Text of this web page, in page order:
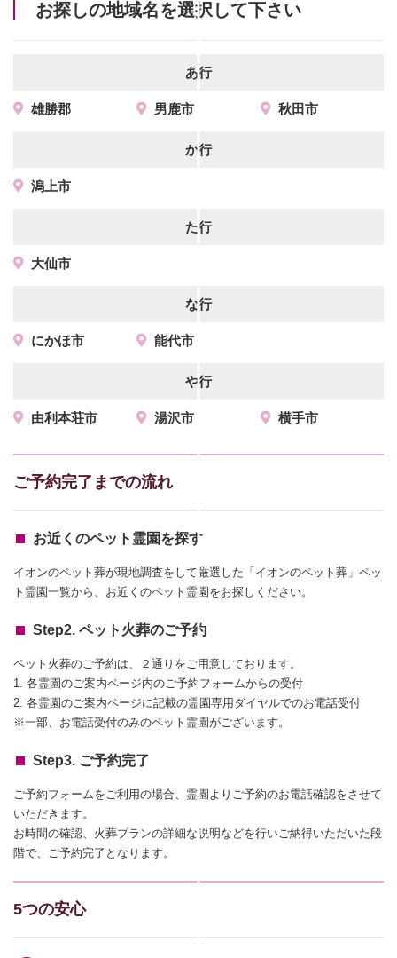
お探しの地域名を選択して下さい
あ行
雄勝郡 男鹿市 秋田市
か行
潟上市
た行
大仙市
な行
にかほ市 能代市
や行
由利本荘市 湯沢市 横手市
ご予約完了までの流れ
お近くのペット霊園を探す
イオンのペット葬が現地調査をして厳選した「イオンのペット葬」ペッ
ト霊園一覧から、お近くのペット霊園をお探しください。
Step2. ペット火葬のご予約
ペット火葬のご予約は、２通りをご用意しております。
1. 各霊園のご案内ページ内のご予約フォームからの受付
2. 各霊園のご案内ページに記載の霊園専用ダイヤルでのお電話受付
※一部、お電話受付のみのペット霊園がございます。
Step3. ご予約完了
ご予約フォームをご利用の場合、霊園よりご予約のお電話確認をさせて
いただきます。
お時間の確認、火葬プランの詳細な説明などを行いご納得いただいた段
階で、ご予約完了となります。
5つの安心